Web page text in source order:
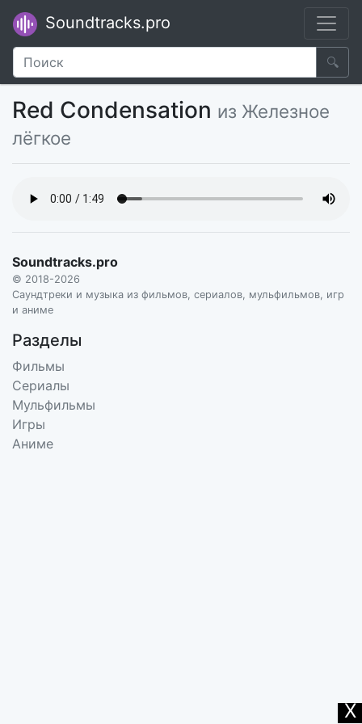
Soundtracks.pro
🔍
Red Condensation из Железное
лёгкое
Soundtracks.pro
© 2018-2026
Саундтреки и музыка из фильмов, сериалов, мульфильмов, игр
и аниме
Разделы
Фильмы
Сериалы
Мульфильмы
Игры
Аниме
X